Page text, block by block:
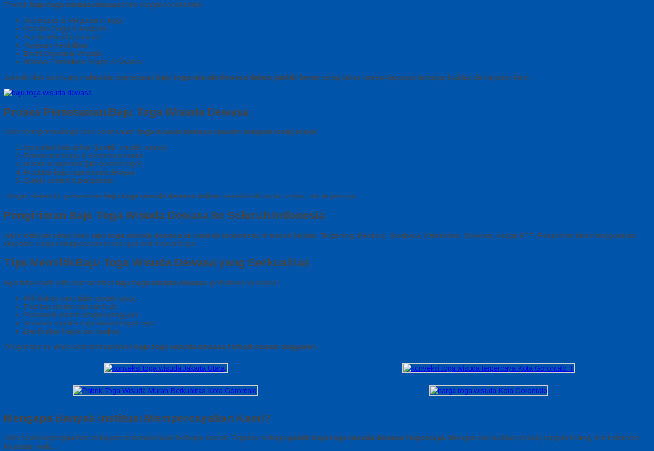
Produk baju toga wisuda dewasa kami sangat cocok untuk:
Universitas & Perguruan Tinggi
Sekolah Tinggi & Akademi
Panitia Wisuda Kampus
Yayasan Pendidikan
Event Organizer Wisuda
Instansi Pendidikan Negeri & Swasta
Banyak klien kami yang melakukan pemesanan baju toga wisuda dewasa dalam jumlah besar setiap tahun karena kepuasan terhadap kualitas dan layanan kami.
Proses Pemesanan Baju Toga Wisuda Dewasa
Kami mempermudah proses pemesanan toga wisuda dewasa custom maupun ready stock:
Konsultasi kebutuhan (jumlah, model, warna)
Penawaran harga & estimasi produksi
Desain & approval (jika custom logo)
Produksi baju toga wisuda dewasa
Quality control & pengiriman
Dengan sistem ini, pemesanan baju toga wisuda dewasa online menjadi lebih aman, cepat, dan terpercaya.
Pengiriman Baju Toga Wisuda Dewasa ke Seluruh Indonesia
Kami melayani pengiriman baju toga wisuda dewasa ke seluruh Indonesia, termasuk Jakarta, Tangerang, Bandung, Surabaya, Kalimantan, Sulawesi, hingga NTT. Pengiriman bisa menggunakan
ekspedisi cargo untuk pesanan besar agar lebih hemat biaya.
Tips Memilih Baju Toga Wisuda Dewasa yang Berkualitas
Agar tidak salah pilih saat membeli baju toga wisuda dewasa, perhatikan hal berikut:
Pilih bahan yang tidak mudah kusut
Pastikan jahitan rapi dan kuat
Sesuaikan ukuran dengan pengguna
Gunakan supplier toga wisuda terpercaya
Bandingkan harga dan kualitas
Dengan tips ini, Anda akan mendapatkan baju toga wisuda dewasa terbaik sesuai anggaran.
Mengapa Banyak Institusi Mempercayakan Kami?
Kami telah berpengalaman melayani ratusan klien dari berbagai daerah. Reputasi sebagai pabrik baju toga wisuda dewasa terpercaya dibangun dari kualitas produk, harga bersaing, dan komitmen
ketepatan waktu.